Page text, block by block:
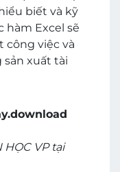
biết và kỹ
hàm Excel sẽ
công việc và
sản xuất tài
VP tại